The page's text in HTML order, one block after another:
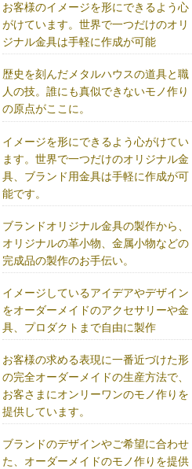
お客様のイメージを形にできるよう心
がけています。世界で一つだけのオリ
ジナル金具は手軽に作成が可能
歴史を刻んだメタルハウスの道具と職
人の技。誰にも真似できないモノ作り
の原点がここに。
イメージを形にできるよう心がけてい
ます。世界で一つだけのオリジナル金
具、ブランド用金具は手軽に作成が可
能です。
ブランドオリジナル金具の製作から、
オリジナルの革小物、金属小物などの
完成品の製作のお手伝い。
イメージしているアイデアやデザイン
をオーダーメイドのアクセサリーや金
具、プロダクトまで自由に製作
お客様の求める表現に一番近づけた形
の完全オーダーメイドの生産方法で、
お客さまにオンリーワンのモノ作りを
提供しています。
ブランドのデザインやご希望に合わせ
た、オーダーメイドのモノ作りを提供